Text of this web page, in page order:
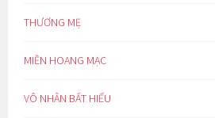
THƯƠNG MẸ
MIỀN HOANG MẠC
VÔ NHÂN BẤT HIẾU